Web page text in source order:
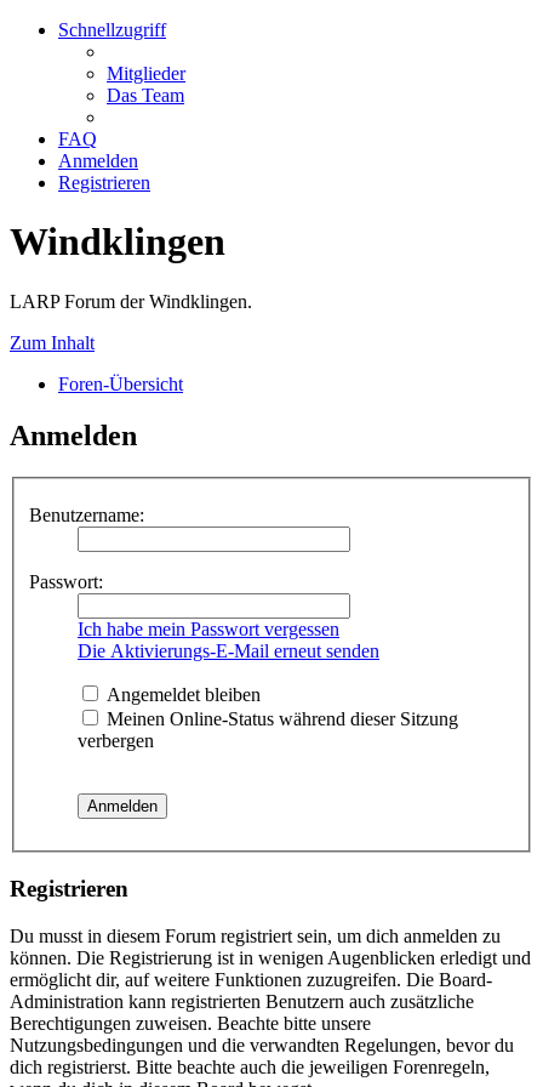
Schnellzugriff
Mitglieder
Das Team
FAQ
Anmelden
Registrieren
Windklingen
LARP Forum der Windklingen.
Zum Inhalt
Foren-Übersicht
Anmelden
Benutzername:
Passwort:
Ich habe mein Passwort vergessen
Die Aktivierungs-E-Mail erneut senden
Angemeldet bleiben
Meinen Online-Status während dieser Sitzung
verbergen
Registrieren
Du musst in diesem Forum registriert sein, um dich anmelden zu
können. Die Registrierung ist in wenigen Augenblicken erledigt und
ermöglicht dir, auf weitere Funktionen zuzugreifen. Die Board-
Administration kann registrierten Benutzern auch zusätzliche
Berechtigungen zuweisen. Beachte bitte unsere
Nutzungsbedingungen und die verwandten Regelungen, bevor du
dich registrierst. Bitte beachte auch die jeweiligen Forenregeln,